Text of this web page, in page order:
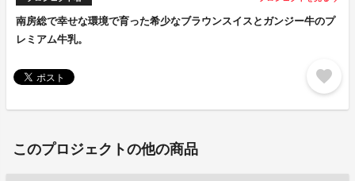
南房総で幸せな環境で育った希少なブラウンスイスとガンジー牛のプ
レミアム牛乳。
favorite
このプロジェクトの他の商品